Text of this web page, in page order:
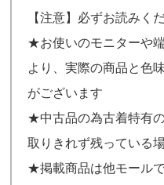
【注意】必ずお読みく
★お使いのモニターや
より、実際の商品と色
がございます
★中古品の為古着特有
取りきれず残っている
★掲載商品は他モール